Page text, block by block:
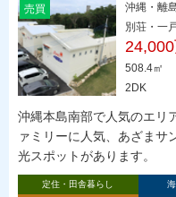
売買
沖縄・離
別荘・一
508.4㎡
2DK
沖縄本島南部で人気のエリ
ァミリーに人気、あざまサ
光スポットがあります。
定住・田舎暮らし